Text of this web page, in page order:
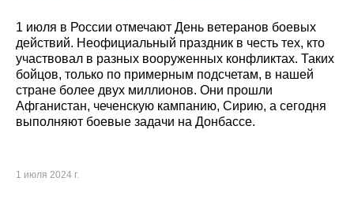
1 июля в России отмечают День ветеранов боевых
действий. Неофициальный праздник в честь тех, кто
участвовал в разных вооруженных конфликтах. Таких
бойцов, только по примерным подсчетам, в нашей
стране более двух миллионов. Они прошли
Афганистан, чеченскую кампанию, Сирию, а сегодня
выполняют боевые задачи на Донбассе.
1 июля 2024 г.